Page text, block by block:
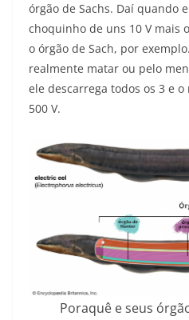
órgão de Sachs. Daí quando
choquinho de uns 10 V mais
o órgão de Sach, por
realmente matar ou pelo
ele descarrega todos os 3 e
500 V.
Poraquê e seus